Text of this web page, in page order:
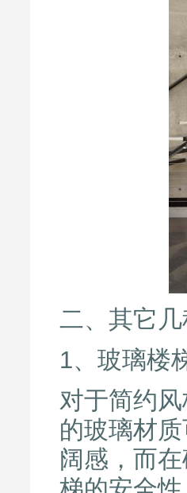
二、其它
1、玻璃楼
对于简约
的玻璃材
阔感，而